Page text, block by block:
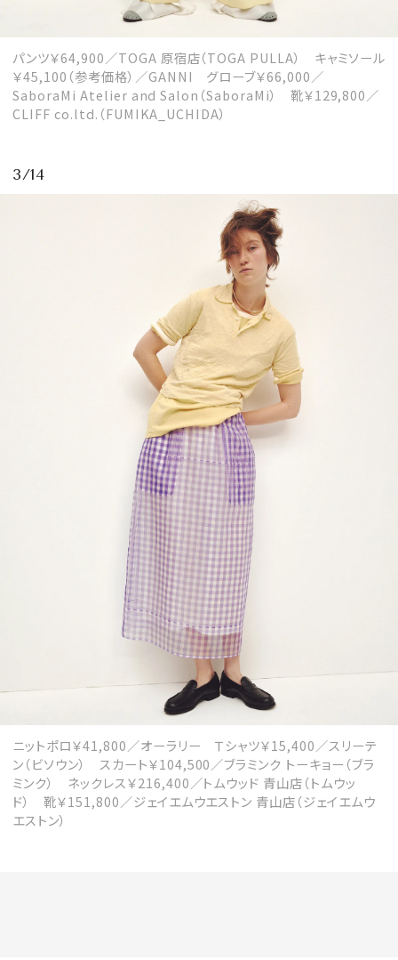
パンツ￥64,900／TOGA 原宿店（TOGA PULLA） キャミソール
￥45,100（参考価格）／GANNI グローブ￥66,000／
SaboraMi Atelier and Salon（SaboraMi） 靴￥129,800／
CLIFF co.ltd.（FUMIKA_UCHIDA）
3/14
ニットポロ￥41,800／オーラリー Ｔシャツ￥15,400／スリーテ
ン（ビソウン） スカート￥104,500／ブラミンク トーキョー（ブラ
ミンク） ネックレス￥216,400／トムウッド 青山店（トムウッ
ド） 靴￥151,800／ジェイエムウエストン 青山店（ジェイエムウ
エストン）